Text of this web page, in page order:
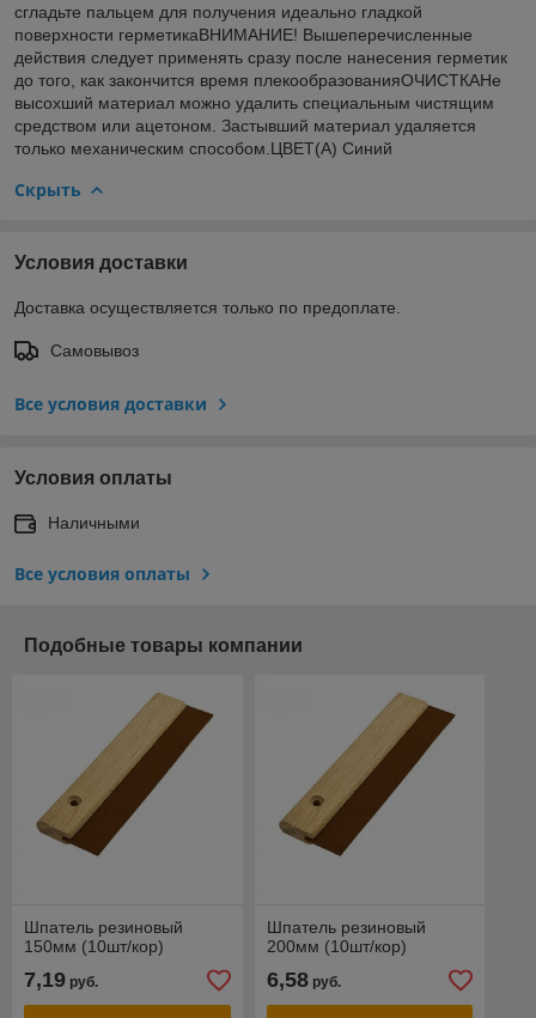
сгладьте пальцем для получения идеально гладкой
поверхности герметикаВНИМАНИЕ! Вышеперечисленные
действия следует применять сразу после нанесения герметик
до того, как закончится время плекообразованияОЧИСТКАНе
высохший материал можно удалить специальным чистящим
средством или ацетоном. Застывший материал удаляется
только механическим способом.ЦВЕТ(А) Синий
Скрыть
Условия доставки
Доставка осуществляется только по предоплате.
Самовывоз
Все условия доставки
Условия оплаты
Наличными
Все условия оплаты
Подобные товары компании
Шпатель резиновый
150мм (10шт/кор)
7,19 руб.
Шпатель резиновый
200мм (10шт/кор)
6,58руб.